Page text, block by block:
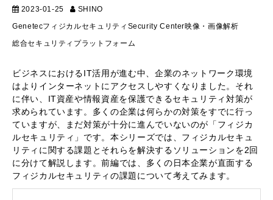
2023-01-25 SHINO
Genetecフィジカルセキュリティ Security Center映像・画像解析
総合セキュリティプラットフォーム
ビジネスにおけるIT活用が進む中、企業のネットワーク環境
はよりインターネットにアクセスしやすくなりました。それ
に伴い、IT資産や情報資産を保護できるセキュリティ対策が
求められています。多くの企業は何らかの対策をすでに行っ
ていますが、まだ対策が十分に進んでいないのが「フィジカ
ルセキュリティ」です。本シリーズでは、フィジカルセキュ
リティに関する課題とそれらを解決するソリューションを2回
に分けて解説します。前編では、多くの日本企業が直面する
フィジカルセキュリティの課題について考えてみます。